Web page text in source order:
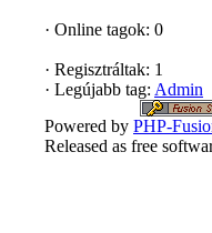
· Online tagok: 0
· Regisztráltak: 1
· Legújabb tag: Admin
Powered by PHP-
Released as free